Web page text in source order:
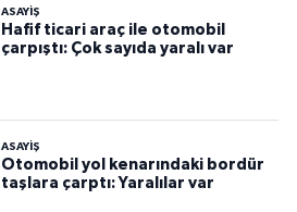
ASAYİŞ
Hafif ticari araç ile otomobil
çarpıştı: Çok sayıda yaralı var
ASAYİŞ
Otomobil yol kenarındaki bordür
taşlara çarptı: Yaralılar var